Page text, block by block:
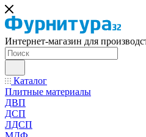
Интернет-магазин для
Каталог
Плитные материалы
ДВП
ДСП
ЛДСП